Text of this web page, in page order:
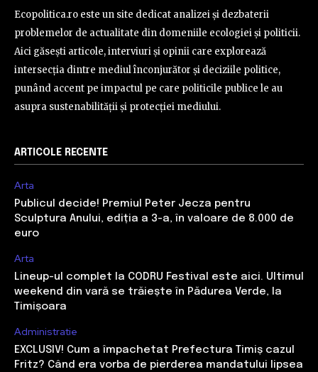
Ecopolitica.ro este un site dedicat analizei și dezbaterii
problemelor de actualitate din domeniile ecologiei și politicii.
Aici găsești articole, interviuri și opinii care explorează
intersecția dintre mediul înconjurător și deciziile politice,
punând accent pe impactul pe care politicile publice le au
asupra sustenabilității și protecției mediului.
ARTICOLE RECENTE
Arta
Publicul decide! Premiul Peter Jecza pentru
Sculptura Anului, ediția a 3-a, în valoare de 8.000 de
euro
Arta
Lineup-ul complet la CODRU Festival este aici. Ultimul
weekend din vară se trăiește în Pădurea Verde, la
Timișoara
Administratie
EXCLUSIV! Cum a împachetat Prefectura Timiș cazul
Fritz? Când era vorba de pierderea mandatului lipsea